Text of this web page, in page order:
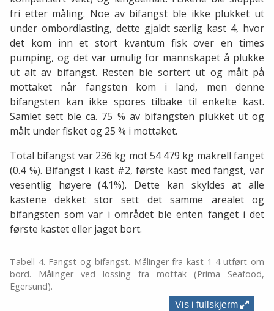
fri etter måling. Noe av bifangst ble ikke plukket ut
under ombordlasting, dette gjaldt særlig kast 4, hvor
det kom inn et stort kvantum fisk over en times
pumping, og det var umulig for mannskapet å plukke
ut alt av bifangst. Resten ble sortert ut og målt på
mottaket når fangsten kom i land, men denne
bifangsten kan ikke spores tilbake til enkelte kast.
Samlet sett ble ca. 75 % av bifangsten plukket ut og
målt under fisket og 25 % i mottaket.
Total bifangst var 236 kg mot 54 479 kg makrell fanget
(0.4 %). Bifangst i kast #2, første kast med fangst, var
vesentlig høyere (4.1%). Dette kan skyldes at alle
kastene dekket stor sett det samme arealet og
bifangsten som var i området ble enten fanget i det
første kastet eller jaget bort.
Tabell 4. Fangst og bifangst. Målinger fra kast 1-4 utført om
bord. Målinger ved lossing fra mottak (Prima Seafood,
Egersund).
Vis i fullskjerm